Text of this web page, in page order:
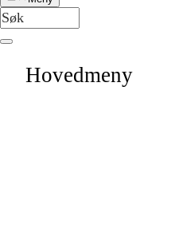
Hovedmeny